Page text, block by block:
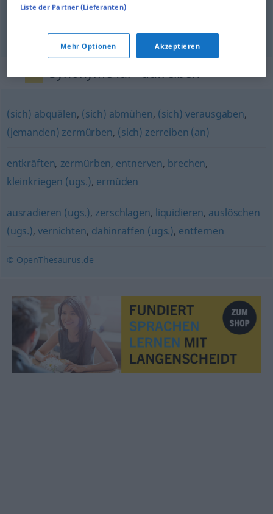
destruir,aniquilar aufreiben
Synonyme für "aufreiben"
(sich) abquälen, (sich) abmühen, (sich) verausgaben,
(jemanden) zermürben, (sich) zerreiben (an)
entkräften, zermürben, entnerven, brechen,
kleinkriegen (ugs.), ermüden
ausradieren (ugs.), zerschlagen, liquidieren, auslöschen
(ugs.),vernichten, dahinraffen (ugs.), entfernen
© OpenThesaurus.de
Liste der Partner (Lieferanten)
Mehr Optionen Akzeptieren